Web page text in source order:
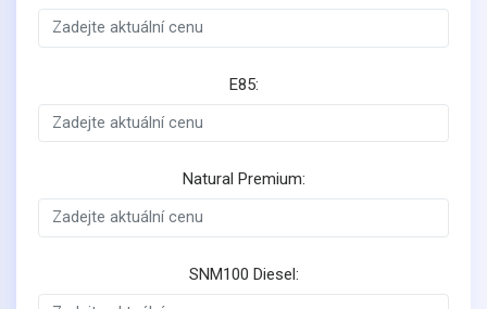
E85:
Natural Premium:
SNM100 Diesel: